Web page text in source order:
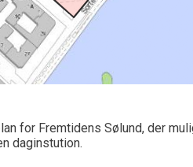
for Fremtidens Sølund, der
daginstution.